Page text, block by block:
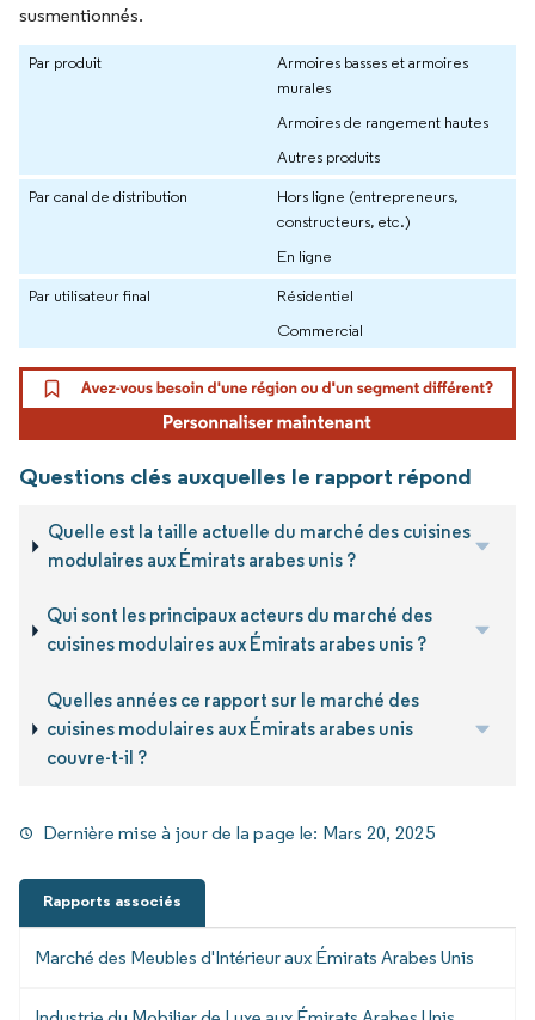
susmentionnés.
Par produit
Armoires basses et armoires
murales
Armoires de rangement hautes
Autres produits
Par canal de distribution
Hors ligne (entrepreneurs,
constructeurs, etc.)
En ligne
Par utilisateur final
Résidentiel
Commercial
Questions clés auxquelles le rapport répond
Quelle est la taille actuelle du marché des cuisines
modulaires aux Émirats arabes unis ?
Qui sont les principaux acteurs du marché des
cuisines modulaires aux Émirats arabes unis ?
Quelles années ce rapport sur le marché des
cuisines modulaires aux Émirats arabes unis
couvre-t-il ?
Dernière mise à jour de la page le: Mars 20, 2025
Rapports associés
Marché des Meubles d'Intérieur aux Émirats Arabes Unis